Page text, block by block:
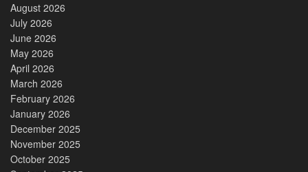
August 2026
July 2026
June 2026
May 2026
April 2026
March 2026
February 2026
January 2026
December 2025
November 2025
October 2025